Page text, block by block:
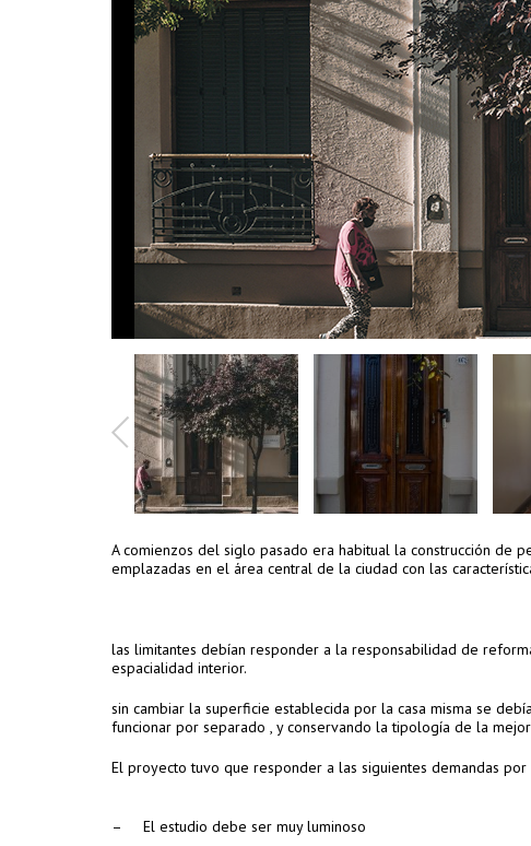
A comienzos del siglo pasado era habitual la construcción de
emplazadas en el área central de la ciudad con las
las limitantes debían responder a la responsabilidad de
espacialidad interior.
sin cambiar la superficie establecida por la casa misma se
funcionar por separado , y conservando la tipología de la
El proyecto tuvo que responder a las siguientes demandas
– El estudio debe ser muy luminoso